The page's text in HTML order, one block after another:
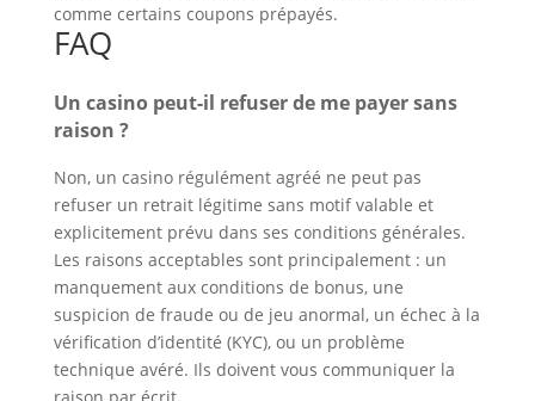
comme certains coupons prépayés.
FAQ
Un casino peut-il refuser de me payer sans
raison ?
Non, un casino régulément agréé ne peut pas
refuser un retrait légitime sans motif valable et
explicitement prévu dans ses conditions générales.
Les raisons acceptables sont principalement : un
manquement aux conditions de bonus, une
suspicion de fraude ou de jeu anormal, un échec à la
vérification d’identité (KYC), ou un problème
technique avéré. Ils doivent vous communiquer la